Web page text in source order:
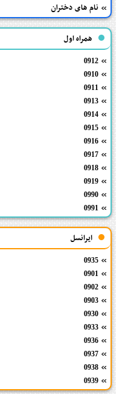
نام های دختران
همراه اول
0912
0910
0911
0913
0914
0915
0916
0917
0918
0919
0990
0991
ایرانسل
0935
0901
0902
0903
0930
0933
0936
0937
0938
0939